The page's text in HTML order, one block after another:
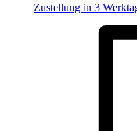
Zustellung in 3